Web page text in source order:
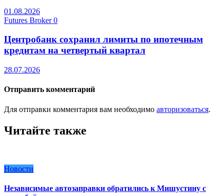
01.08.2026
Futures Broker0
Центробанк сохранил лимиты по ипотечным
кредитам на четвертый квартал
28.07.2026
Отправить комментарий
Для отправки комментария вам необходимо авторизоваться.
Читайте также
Новости
Независимые автозаправки обратились к Мишустину с